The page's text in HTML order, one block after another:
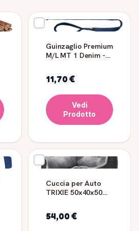
Guinzaglio Premium
M/L MT 1 Denim -
11,70 €
Vedi
Prodotto
Cuccia per Auto
TRIXIE 50x40x50
54,00 €